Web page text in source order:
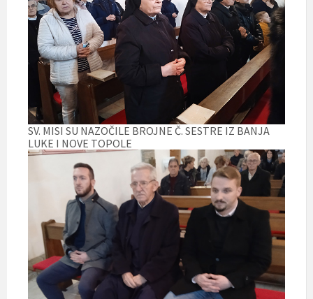
SV. MISI SU NAZOČILE BROJNE Č. SESTRE IZ BANJA
LUKE I NOVE TOPOLE